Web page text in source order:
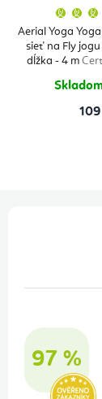
Aerial Yoga
sieť na Fly
dĺžka - 4 m
97 %